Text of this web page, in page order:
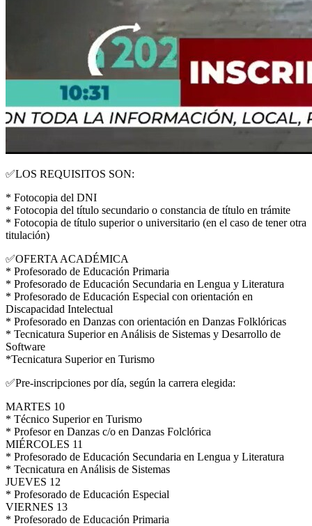
✅LOS REQUISITOS SON:
* Fotocopia del DNI
* Fotocopia del título secundario o constancia de título en trámite
* Fotocopia de título superior o universitario (en el caso de tener otra
titulación)
✅OFERTA ACADÉMICA
* Profesorado de Educación Primaria
* Profesorado de Educación Secundaria en Lengua y Literatura
* Profesorado de Educación Especial con orientación en
Discapacidad Intelectual
* Profesorado en Danzas con orientación en Danzas Folklóricas
* Tecnicatura Superior en Análisis de Sistemas y Desarrollo de
Software
*Tecnicatura Superior en Turismo
✅Pre-inscripciones por día, según la carrera elegida:
MARTES 10
* Técnico Superior en Turismo
* Profesor en Danzas c/o en Danzas Folclórica
MIÉRCOLES 11
* Profesorado de Educación Secundaria en Lengua y Literatura
* Tecnicatura en Análisis de Sistemas
JUEVES 12
* Profesorado de Educación Especial
VIERNES 13
* Profesorado de Educación Primaria